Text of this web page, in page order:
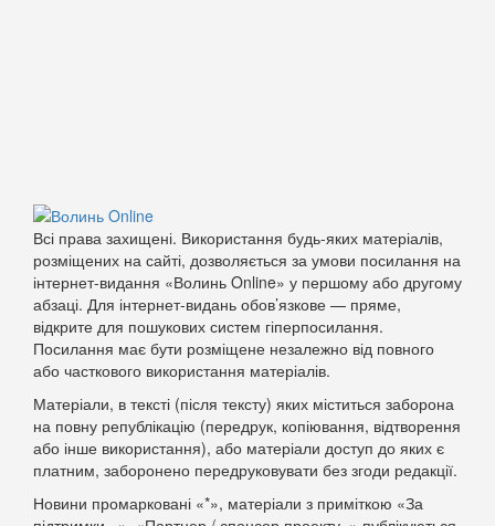
Всі права захищені. Використання будь-яких матеріалів,
розміщених на сайті, дозволяється за умови посилання на
інтернет-видання «Волинь Online» у першому або другому
абзаці. Для інтернет-видань обов’язкове — пряме,
відкрите для пошукових систем гіперпосилання.
Посилання має бути розміщене незалежно від повного
або часткового використання матеріалів.
Матеріали, в тексті (після тексту) яких міститься заборона
на повну републікацію (передрук, копіювання, відтворення
або інше використання), або матеріали доступ до яких є
платним, заборонено передруковувати без згоди редакції.
Новини промарковані «*», матеріали з приміткою «За